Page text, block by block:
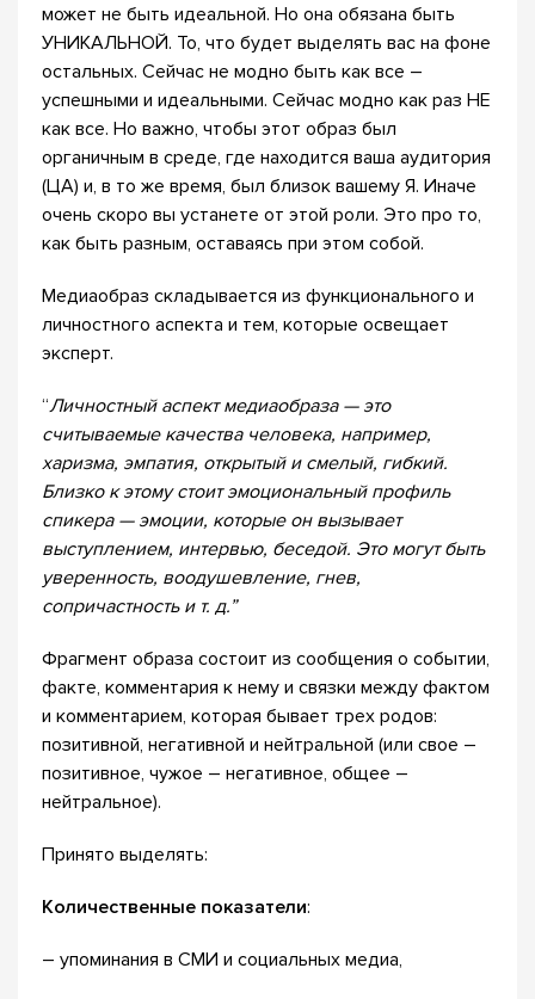
может не быть идеальной. Но она обязана быть
УНИКАЛЬНОЙ. То, что будет выделять вас на фоне
остальных. Сейчас не модно быть как все –
успешными и идеальными. Сейчас модно как раз НЕ
как все. Но важно, чтобы этот образ был
органичным в среде, где находится ваша аудитория
(ЦА) и, в то же время, был близок вашему Я. Иначе
очень скоро вы устанете от этой роли. Это про то,
как быть разным, оставаясь при этом собой.⠀
Медиаобраз складывается из функционального и
личностного аспекта и тем, которые освещает
эксперт.
“Личностный аспект медиаобраза — это
считываемые качества человека, например,
харизма, эмпатия, открытый и смелый, гибкий.
Близко к этому стоит эмоциональный профиль
спикера — эмоции, которые он вызывает
выступлением, интервью, беседой. Это могут быть
уверенность, воодушевление, гнев,
сопричастность и т. д.”
Фрагмент образа состоит из сообщения о событии,
факте, комментария к нему и связки между фактом
и комментарием, которая бывает трех родов:
позитивной, негативной и нейтральной (или свое –
позитивное, чужое – негативное, общее –
нейтральное).
Принято выделять:
Количественные показатели:
– упоминания в СМИ и социальных медиа,